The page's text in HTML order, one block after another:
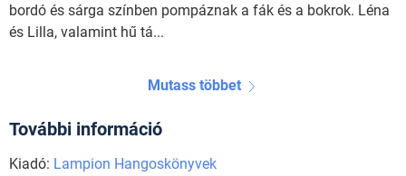
bordó és sárga színben pompáznak a fák és a bokrok. Léna
és Lilla, valamint hű tá...
Mutass többet
További információ
Kiadó: Lampion Hangoskönyvek